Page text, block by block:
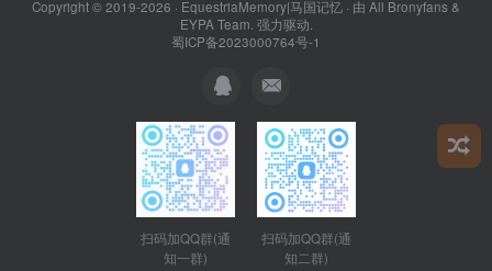
Copyright © 2019-2026 · EquestriaMemory|马国记忆 · 由 All Bronyfans &
EYPA Team. 强力驱动.
蜀ICP备2023000764号-1
扫码加QQ群(通
知一群)
扫码加QQ群(通
知二群)